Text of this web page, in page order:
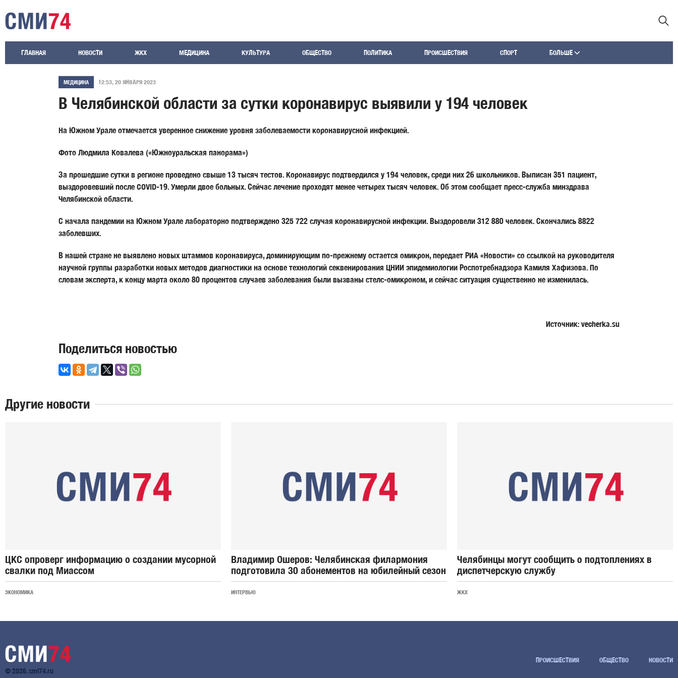
ГЛАВНАЯ НОВОСТИ ЖКХ МЕДИЦИНА КУЛЬТУРА ОБЩЕСТВО ПОЛИТИКА ПРОИСШЕСТВИЯ СПОРТ БОЛЬШЕ
МЕДИЦИНА 12:53, 20 ЯНВАРЯ 2023
В Челябинской области за сутки коронавирус выявили у 194 человек
На Южном Урале отмечается уверенное снижение уровня заболеваемости коронавирусной инфекцией.
Фото Людмила Ковалева («Южноуральская панорама»)
За прошедшие сутки в регионе проведено свыше 13 тысяч тестов. Коронавирус подтвердился у 194 человек, среди них 26 школьников. Выписан 351 пациент,
выздоровевший после COVID-19. Умерли двое больных. Сейчас лечение проходят менее четырех тысяч человек. Об этом сообщает пресс-служба минздрава
Челябинской области.
С начала пандемии на Южном Урале лабораторно подтверждено 325 722 случая коронавирусной инфекции. Выздоровели 312 880 человек. Скончались 8822
заболевших.
В нашей стране не выявлено новых штаммов коронавируса, доминирующим по-прежнему остается омикрон, передает РИА «Новости» со ссылкой на руководителя
научной группы разработки новых методов диагностики на основе технологий секвенирования ЦНИИ эпидемиологии Роспотребнадзора Камиля Хафизова. По
словам эксперта, к концу марта около 80 процентов случаев заболевания были вызваны стелс-омикроном, и сейчас ситуация существенно не изменилась.
Источник: vecherka.su
Поделиться новостью
Другие новости
ЦКС опроверг информацию о создании мусорной
свалки под Миассом
ЭКОНОМИКА
Владимир Ошеров: Челябинская филармония
подготовила 30 абонементов на юбилейный сезон
ИНТЕРВЬЮ
Челябинцы могут сообщить о подтоплениях в
диспетчерскую службу
ЖКХ
© 2026. smi74.ru
ПРОИСШЕСТВИЯ ОБЩЕСТВО НОВОСТИ